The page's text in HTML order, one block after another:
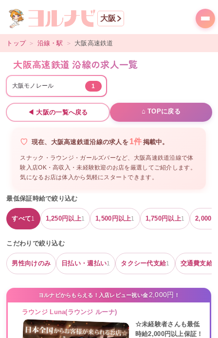
大阪
トップ ＞ 沿線・駅 ＞ 大阪高速鉄道
大阪高速鉄道 沿線の求人一覧
大阪モノレール 1
◀大阪の一覧へ戻る ⌂ TOPに戻る
現在、 大阪高速鉄道沿線の求人を 1件 掲載中。
スナック・ラウンジ・ガールズバーなど、 大阪高速鉄道沿線で体
験入店OK・高収入・未経験歓迎のお店を厳選してご紹介します。
気になるお店は体入から気軽にスタートできます。
最低保証時給で絞り込む
すべて1 1,250円以上1 1,500 円以上1 1,750円以上1 2,000
こだわりで絞り込む
男性向けのみ 日払い・週払い1 タクシー代支給1 交通費支給
ヨルナビからもらえる！入店レビュー祝い金2,000円 ！
ラウンジ Luna(ラウンジ ルーナ)
☆未経験者さんも最低
時給2,000円以上保証！